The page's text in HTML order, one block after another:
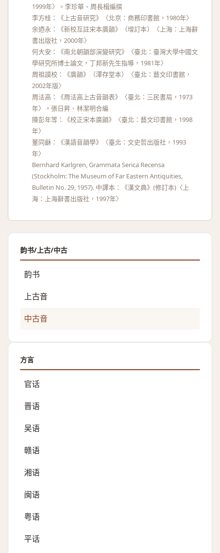
1999年〉。李珍華、周長楫編撰
李方桂：《上古音研究》〈北京：商務印書館，1980年〉
余迺永：《新校互註宋本廣韻》（增訂本）〈上海：上海辭
書出版社，2000年〉
何大安：《南北朝韻部演變研究》〈臺北：臺灣大學中國文
學研究所博士論文，丁邦新先生指導，1981年〉
周祖謨校：《廣韻》（澤存堂本）〈臺北：藝文印書館，
2002年版〉
周法高：《周法高上古音韻表》〈臺北：三民書局，1973
年〉。張日昇、林潔明合編
陳彭年等：《校正宋本廣韻》〈臺北：藝文印書館，1998
年〉
董同龢：《漢語音韻學》〈臺北：文史哲出版社，1993
年〉
Bernhard Karlgren, Grammata Serica Recensa
(Stockholm: The Museum of Far Eastern Antiquities,
Bulletin No. 29, 1957). 中譯本：《漢文典》(修訂本)〈上
海：上海辭書出版社，1997年〉
韵书/上古/中古
韵书
上古音
中古音
方言
官话
晋语
吴语
赣语
湘语
闽语
粤语
平话